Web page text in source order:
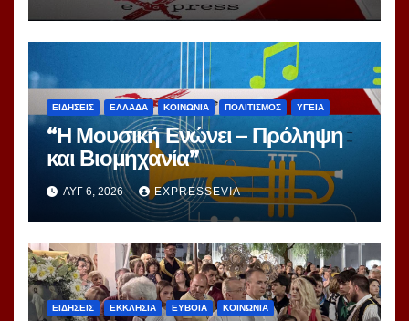
ΕΙΔΗΣΕΙΣ ΕΛΛΑΔΑ ΚΟΙΝΩΝΙΑ ΠΟΛΙΤΙΣΜΟΣ ΥΓΕΙΑ
“Η Μουσική Ενώνει – Πρόληψη
και Βιομηχανία”
ΑΥΓ 6, 2026 EXPRESSEVIA
ΕΙΔΗΣΕΙΣ ΕΚΚΛΗΣΙΑ ΕΥΒΟΙΑ ΚΟΙΝΩΝΙΑ